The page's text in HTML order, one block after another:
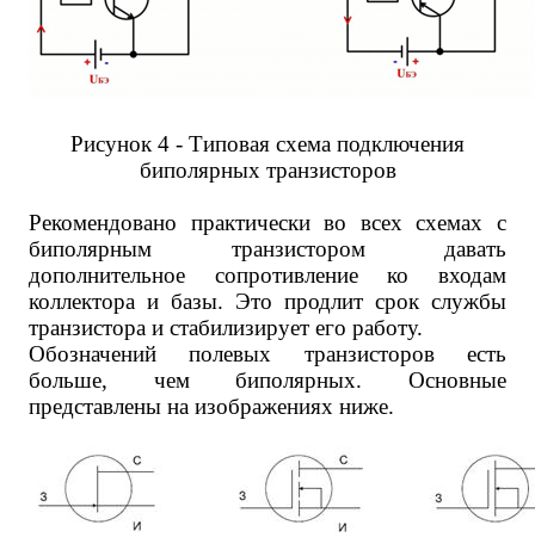
Рисунок 4 - Типовая схема подключения
биполярных транзисторов
Рекомендовано практически во всех схемах с
биполярным транзистором давать
дополнительное сопротивление ко входам
коллектора и базы. Это продлит срок службы
транзистора и стабилизирует его работу.
Обозначений полевых транзисторов есть
больше, чем биполярных. Основные
представлены на изображениях ниже.